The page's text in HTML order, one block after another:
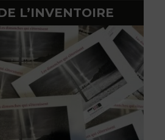
L’INVENTOIRE